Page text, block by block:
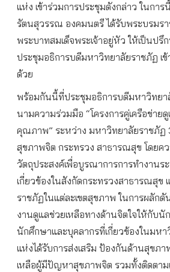
แห่ง เข้าร่วมการประชุมดังกล่าว ในกา
รัตนสุวรรณ องคมนตรี ได้รับพระบรมร
พระบาทสมเด็จพระเจ้าอยู่หัว ให้เป็นป
ประชุมอธิการบดีมหาวิทยาลัยราชภัฏ เ
ด้วย
พร้อมกันนี้ที่ประชุมอธิการบดีมหาวิทยา
นามความร่วมมือ “โครงการคู่เครือข่าย
คุณภาพ” ระหว่าง มหาวิทยาลัยราชภัฏ
สุขภาพจิต กระทรวง สาธารณสุข โดยค
วัตถุประสงค์เพื่อบูรณาการการทำงาน
เกี่ยวข้องในสังกัดกระทรวงสาธารณสุข
ราชภัฏในแต่ละเขตสุขภาพ ในการผลักดั
งานดูแลช่วยเหลือทางด้านจิตใจให้กับนั
นักศึกษาและบุคลากรที่เกี่ยวข้องในมห
แห่งได้รับการส่งเสริม ป้องกันด้านสุขภ
เหลือผู้มีปัญหาสุขภาพจิต รวมทั้งติดตาม